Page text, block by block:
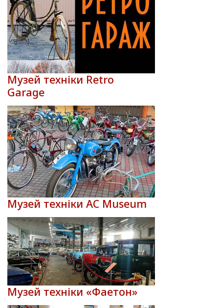
Музей техніки Retro
Garage
Музей техніки AC Museum
Музей техніки «Фаетон»